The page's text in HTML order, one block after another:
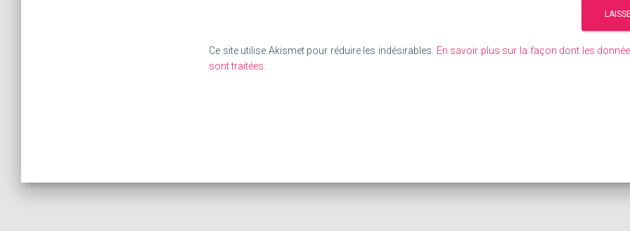
Ce site utilise Akismet pour réduire les indésirables. En savoir plus sur la façon dont les
sont traitées